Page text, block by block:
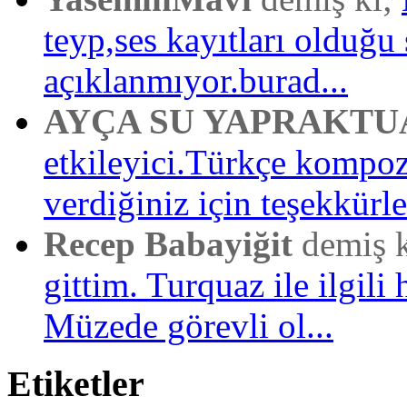
teyp,ses kayıtları
açıklanmıyor.burad...
AYÇA SU
etkileyici.Türkçe
verdiğiniz için
Recep Babayiğit demiş
gittim. Turquaz ile ilgili
Müzede görevli ol...
Etiketler